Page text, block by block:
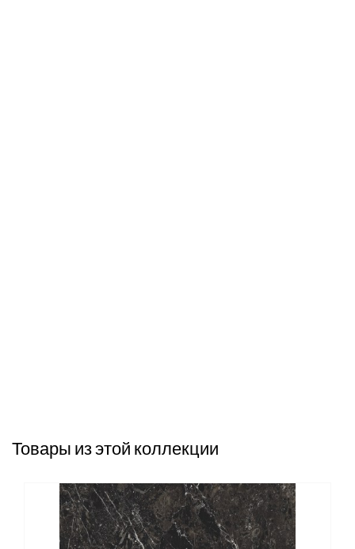
Товары из этой коллекции